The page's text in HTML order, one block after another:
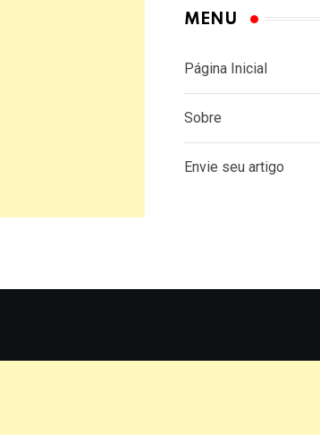
MENU
Página Inicial
Sobre
Envie seu artigo